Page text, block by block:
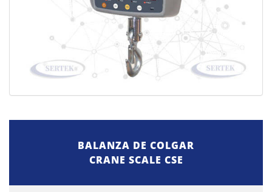
BALANZA DE COLGAR
CRANE SCALE CSE